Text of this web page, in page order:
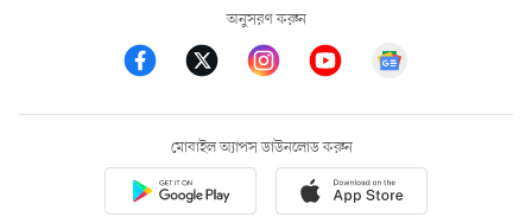
অনুসরণ করুন
মোবাইল অ্যাপস ডাউনলোড করুন